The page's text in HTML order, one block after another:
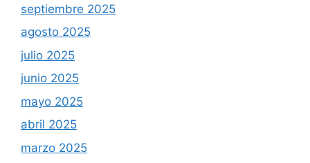
septiembre 2025
agosto 2025
julio 2025
junio 2025
mayo 2025
abril 2025
marzo 2025